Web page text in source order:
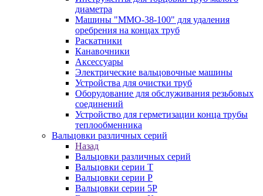
диаметра
Машины "ММО-38-100" для удаления
оребрения на концах труб
Раскатники
Канавочники
Аксессуары
Электрические вальцовочные машины
Устройства для очистки труб
Оборудование для обслуживания резьбовых
соединений
Устройство для герметизации конца трубы
теплообменника
Вальцовки различных серий
Назад
Вальцовки различных серий
Вальцовки серии Т
Вальцовки серии Р
Вальцовки серии 5Р